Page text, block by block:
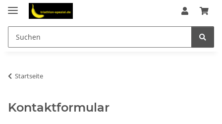
Startseite
Kontaktformular